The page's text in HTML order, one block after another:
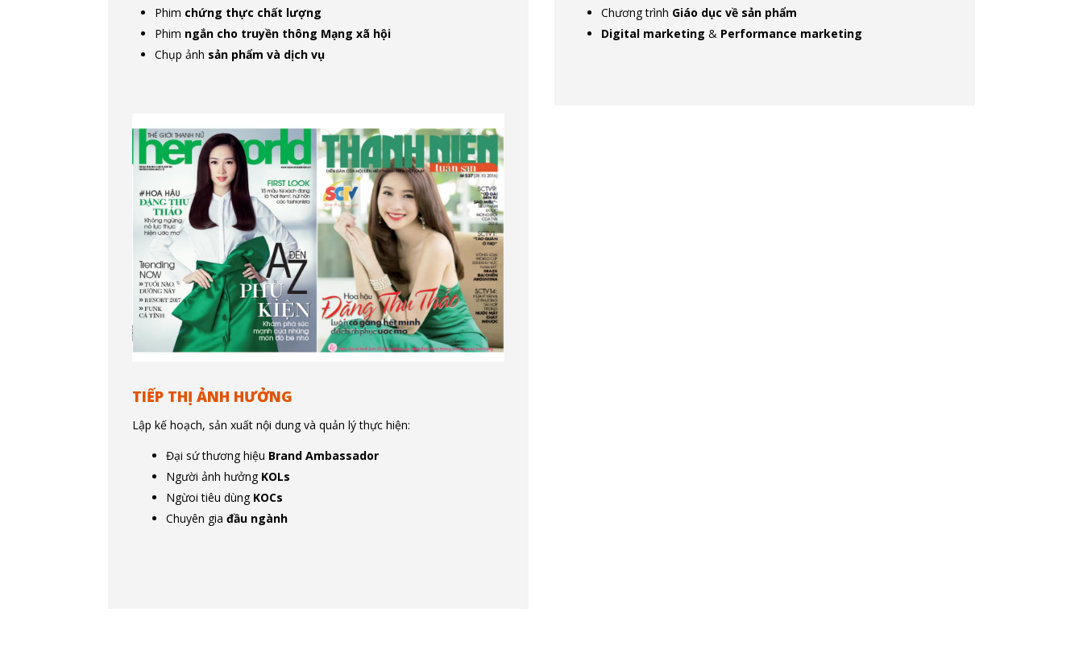
Phim chứng thực chất lượng
Phim ngắn cho truyền thông Mạng xã hội
Chụp ảnh sản phẩm và dịch vụ
TIẾP THỊ ẢNH HƯỞNG
Lập kế hoạch, sản xuất nội dung và quản lý thực hiện:
Đại sứ thương hiệu Brand Ambassador
Người ảnh hưởng KOLs
Ngừoi tiêu dùng KOCs
Chuyên giađầu ngành
Chương trình Giáo dục về sản phẩm
Digital marketing & Performance marketing